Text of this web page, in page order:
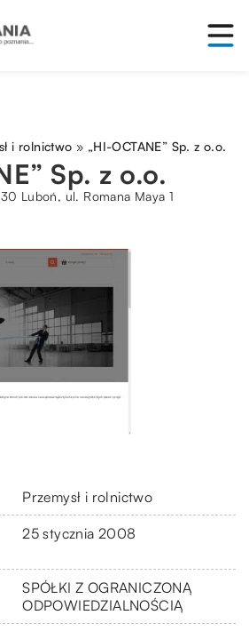
i rolnictwo » „HI-OCTANE” Sp. z o.o.
Sp. z o.o.
Luboń, ul. Romana Maya 1
Przemysł i rolnictwo
25 stycznia 2008
SPÓŁKI Z OGRANICZONĄ
ODPOWIEDZIALNOŚCIĄ